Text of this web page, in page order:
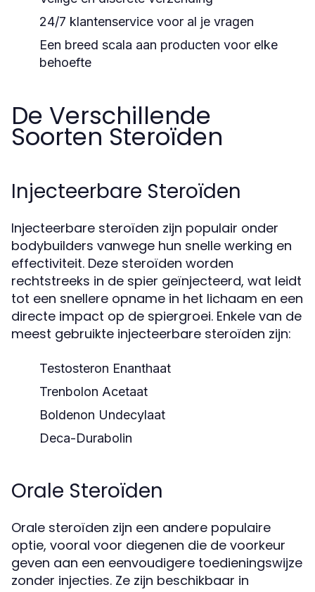
24/7 klantenservice voor al je vragen
Een breed scala aan producten voor elke
behoefte
De Verschillende
Soorten Steroïden
Injecteerbare Steroïden
Injecteerbare steroïden zijn populair onder
bodybuilders vanwege hun snelle werking en
effectiviteit. Deze steroïden worden
rechtstreeks in de spier geïnjecteerd, wat leidt
tot een snellere opname in het lichaam en een
directe impact op de spiergroei. Enkele van de
meest gebruikte injecteerbare steroïden zijn:
Testosteron Enanthaat
Trenbolon Acetaat
Boldenon Undecylaat
Deca-Durabolin
Orale Steroïden
Orale steroïden zijn een andere populaire
optie, vooral voor diegenen die de voorkeur
geven aan een eenvoudigere toedieningswijze
zonder injecties. Ze zijn beschikbaar in